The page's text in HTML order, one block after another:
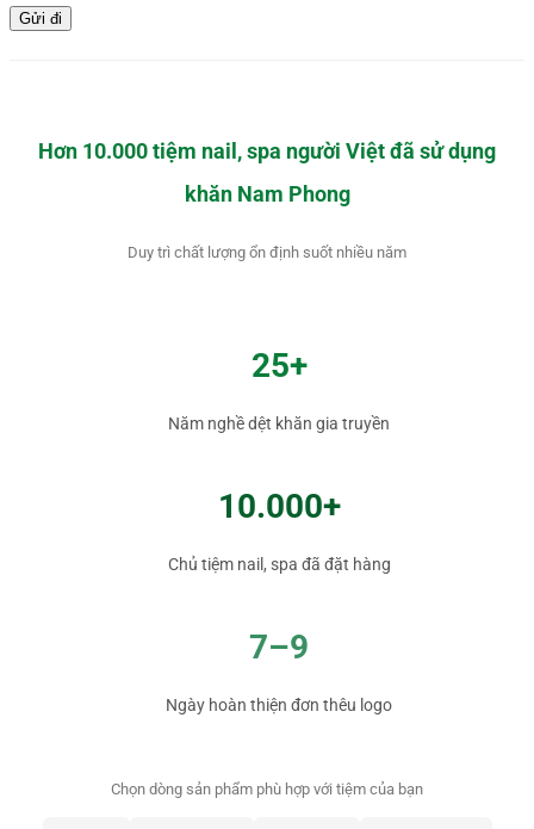
Hơn 10.000 tiệm nail, spa người Việt đã sử dụng
khăn Nam Phong
Duy trì chất lượng ổn định suốt nhiều năm
25+
Năm nghề dệt khăn gia truyền
10.000+
Chủ tiệm nail, spa đã đặt hàng
7–9
Ngày hoàn thiện đơn thêu logo
Chọn dòng sản phẩm phù hợp với tiệm của bạn